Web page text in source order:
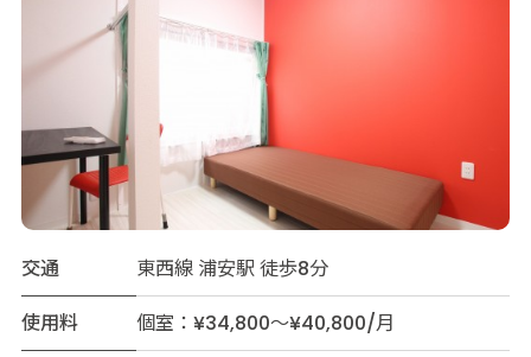
交通
東西線 浦安駅 徒歩8分
使用料
個室：¥34,800～¥40,800/月